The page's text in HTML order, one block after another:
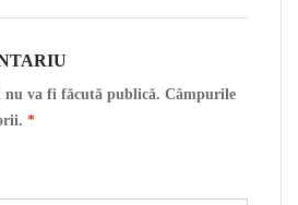
nu va fi făcută publică. Câmpurile
*